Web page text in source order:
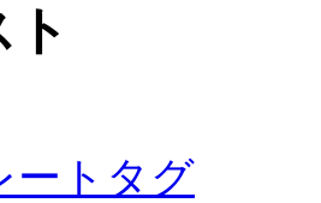
ートタグ